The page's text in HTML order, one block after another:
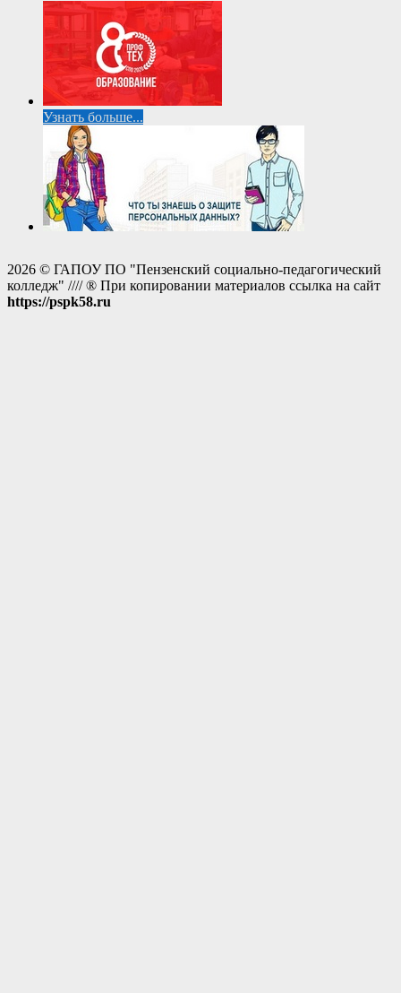
Узнать больше...
2026 © ГАПОУ ПО "Пензенский социально-педагогический
колледж" //// ® При копировании материалов ссылка на сайт
https://pspk58.ru